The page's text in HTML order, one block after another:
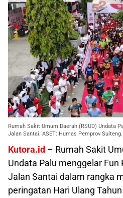
Rumah Sakit Umum Daerah (RSUD) Undata
Jalan Santai. ASET: Humas Pemprov Sulteng.
Kutora.id – Rumah Sakit
Undata Palu menggelar Fun
Jalan Santai dalam rangka
peringatan Hari Ulang